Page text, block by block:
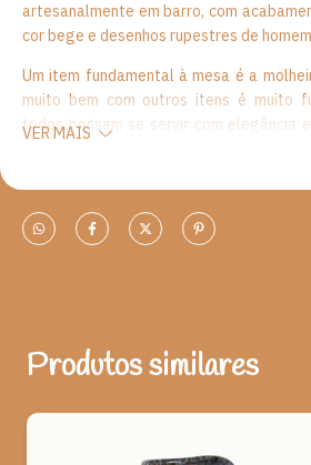
artesanalmente em barro, com
cor bege e desenhos rupestres de
Um item fundamental à mesa é a
muito bem com outros itens é muito
todos possam se servir com elegância
Origem: Parque Nacional Serra da
A - 8 cm
VER MAIS
Produtos similares